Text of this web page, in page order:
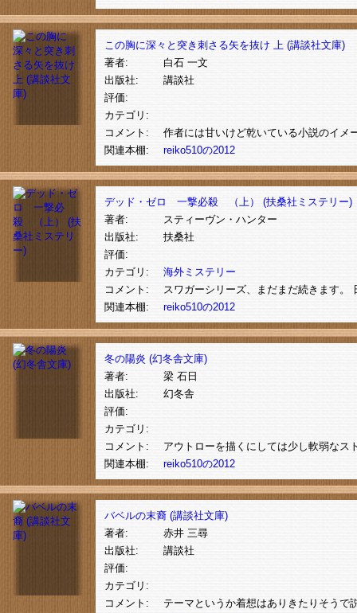
この胸に深々と突き刺さる矢を抜け 上 (講談社文庫)
著者:
白石 一文
出版社:
講談社
評価:
カテゴリ:
コメント:
作者には甘いけど乾いている小説のイメ
関連本棚:
reiko510の2012
デッド・ゼロ 一撃必殺 （上） (扶桑社ミステリー)
著者:
スティーヴン・ハンター
出版社:
扶桑社
評価:
カテゴリ:
海外ミステリー
コメント:
スワガーシリーズ、まだまだ続きます
関連本棚:
reiko510の2012
冬の陽炎 (幻冬舎文庫)
著者:
梁 石日
出版社:
幻冬舎
評価:
カテゴリ:
コメント:
アウトローを描くにしては少し軟弱なス
関連本棚:
reiko510の2012
バベルの末裔 (講談社文庫)
著者:
赤井 三尋
出版社:
講談社
評価:
カテゴリ:
コメント:
テーマというか着想はありきたりそうで